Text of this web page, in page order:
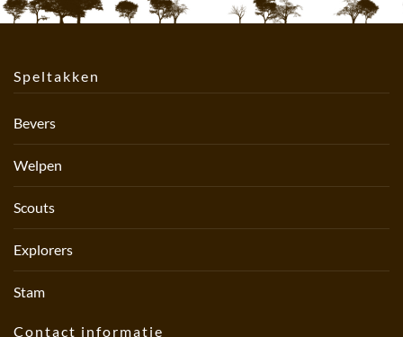
Speltakken
Bevers
Welpen
Scouts
Explorers
Stam
Contact informatie